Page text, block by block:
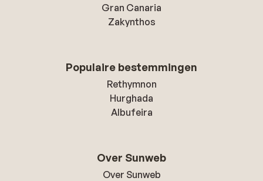
Gran Canaria
Zakynthos
Populaire bestemmingen
Rethymnon
Hurghada
Albufeira
Over Sunweb
Over Sunweb